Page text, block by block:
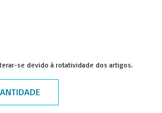
se devido à rotatividade dos artigos.